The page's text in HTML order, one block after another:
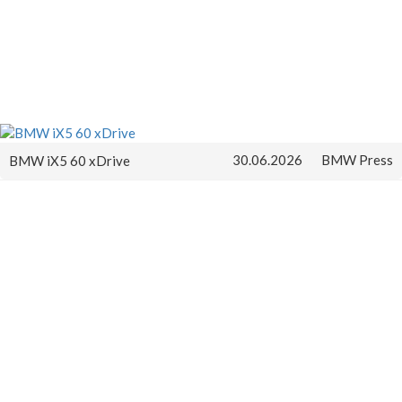
BMW iX5 60 xDrive 30.06.2026 BMW Press